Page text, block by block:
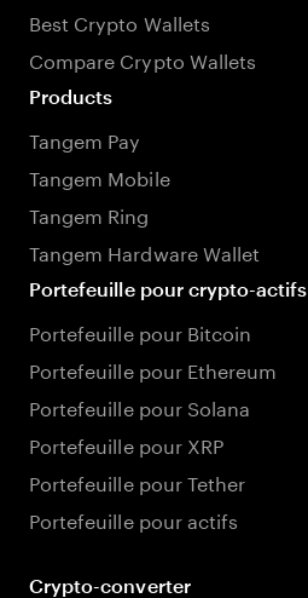
Best Crypto Wallets
Compare Crypto Wallets
Products
Tangem Pay
Tangem Mobile
Tangem Ring
Tangem Hardware Wallet
Portefeuille pour crypto-actifs
Portefeuille pour Bitcoin
Portefeuille pour Ethereum
Portefeuille pour Solana
Portefeuille pour XRP
Portefeuille pour Tether
Portefeuille pour actifs
Crypto-converter